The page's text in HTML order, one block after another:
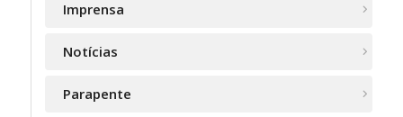
Imprensa
Notícias
Parapente